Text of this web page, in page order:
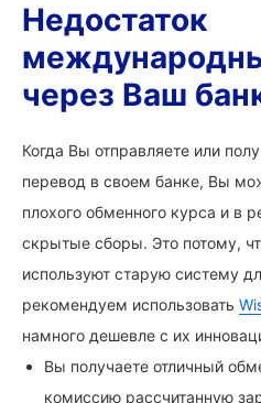
Недостаток
через Ваш
Когда Вы отправляете или
перевод в своем банке, Вы
плохого обменного курса и в
скрытые сборы. Это потому,
используют старую систему
рекомендуем использовать
намного дешевле с их
Вы получаете отличный
комиссию рассчитанную